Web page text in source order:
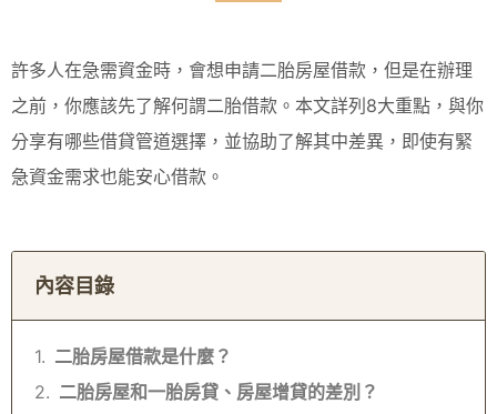
許多人在急需資金時，會想申請二胎房屋借款，但是在辦理
之前，你應該先了解何謂二胎借款。本文詳列8大重點，與你
分享有哪些借貸管道選擇，並協助了解其中差異，即使有緊
急資金需求也能安心借款。
內容目錄
二胎房屋借款是什麼？
二胎房屋和一胎房貸、房屋增貸的差別？